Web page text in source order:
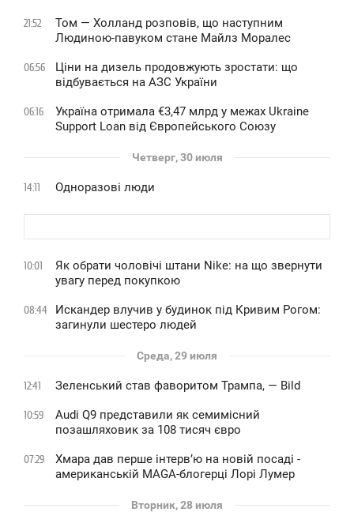
21:52
Том — Холланд розповів, що наступним
Людиною-павуком стане Майлз Моралес
06:56
Ціни на дизель продовжують зростати: що
відбувається на АЗС України
06:16
Україна отримала €3,47 млрд у межах Ukraine
Support Loan від Європейського Союзу
Четверг, 30 июля
14:11 Одноразові люди
10:01
Як обрати чоловічі штани Nike: на що звернути
увагу перед покупкою
08:44
Искандер влучив у будинок під Кривим Рогом:
загинули шестеро людей
Среда, 29 июля
12:41 Зеленський став фаворитом Трампа, — Bild
10:59
Audi Q9 представили як семимісний
позашляховик за 108 тисяч євро
07:29
Хмара дав перше інтервʼю на новій посаді -
американській MAGA-блогерці Лорі Лумер
Вторник, 28 июля